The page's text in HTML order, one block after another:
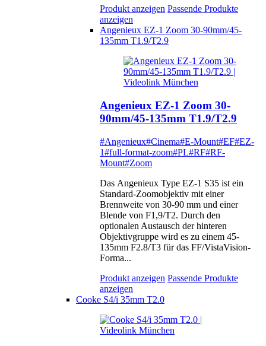
Produkt anzeigen Passende Produkte
anzeigen
Angenieux EZ-1 Zoom 30-90mm/45-
135mm T1.9/T2.9
Angenieux EZ-1 Zoom 30-
90mm/45-135mm T1.9/T2.9
#Angenieux#Cinema#E-Mount#EF#EZ-
1#full-format-zoom#PL#RF#RF-
Mount#Zoom
Das Angenieux Type EZ-1 S35 ist ein
Standard-Zoomobjektiv mit einer
Brennweite von 30-90 mm und einer
Blende von F1,9/T2. Durch den
optionalen Austausch der hinteren
Objektivgruppe wird es zu einem 45-
135mm F2.8/T3 für das FF/VistaVision-
Forma...
Produkt anzeigen Passende Produkte
anzeigen
Cooke S4/i 35mm T2.0